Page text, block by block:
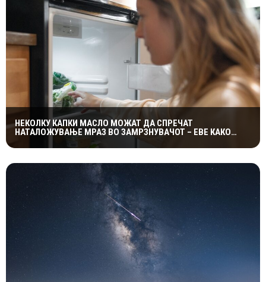
НЕКОЛКУ КАПКИ МАСЛО МОЖАТ ДА СПРЕЧАТ
НАТАЛОЖУВАЊЕ МРАЗ ВО ЗАМРЗНУВАЧОТ – ЕВЕ КАКО
ФУНКЦИОНИРА ЕДНОСТАВНИОТ ТРИК